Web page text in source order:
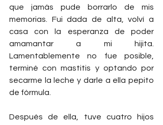
que jamás pude borrarlo de mis
memorias. Fui dada de alta, volví a
casa con la esperanza de poder
amamantar a mi hijita.
Lamentablemente no fue posible,
terminé con mastitis y optando por
secarme la leche y darle a ella pepito
de fórmula.
Después de ella, tuve cuatro hijos